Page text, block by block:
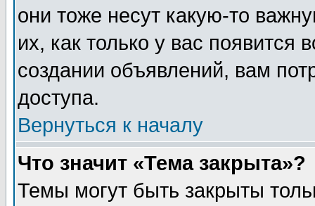
они тоже несут какую-то
их, как только у вас появится
создании объявлений, вам
доступа.
Вернуться к началу
Что значит «Тема закрыта»?
Темы могут быть закрыты